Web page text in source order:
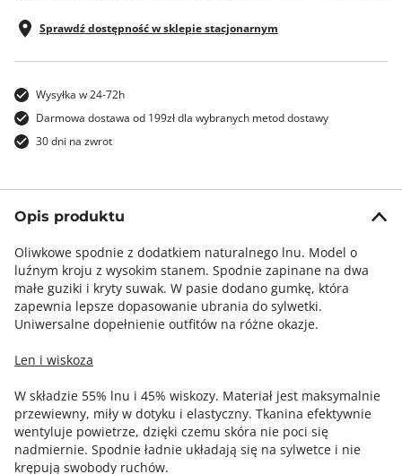
Sprawdź dostępność w sklepie stacjonarnym
Wysyłka w 24-72h
Darmowa dostawa od 199zł dla wybranych metod dostawy
30 dni na zwrot
Opis produktu
Oliwkowe spodnie z dodatkiem naturalnego lnu. Model o
luźnym kroju z wysokim stanem. Spodnie zapinane na dwa
małe guziki i kryty suwak. W pasie dodano gumkę, która
zapewnia lepsze dopasowanie ubrania do sylwetki.
Uniwersalne dopełnienie outfitów na różne okazje.
Len i wiskoza
W składzie 55% lnu i 45% wiskozy. Materiał jest maksymalnie
przewiewny, miły w dotyku i elastyczny. Tkanina efektywnie
wentyluje powietrze, dzięki czemu skóra nie poci się
nadmiernie. Spodnie ładnie układają się na sylwetce i nie
krępują swobody ruchów.